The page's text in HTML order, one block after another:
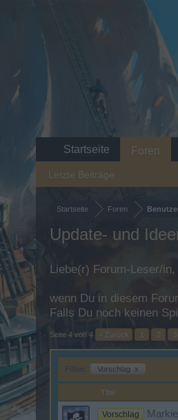
Startseite Foren
Update- und
Liebe(r) Forum-Leser/in,
wenn Du in diesem
Falls Du noch keinen
Seite 4 von 4 < Zurück 1 2 3
Vorschlag x
Titel
Vorschlag
Startseite Foren
Letzte Beiträge